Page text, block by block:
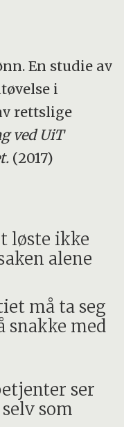
En studie av
i
rettslige
ved UiT
(2017)
løste ikke
alene
må ta seg
snakke med
ser
som